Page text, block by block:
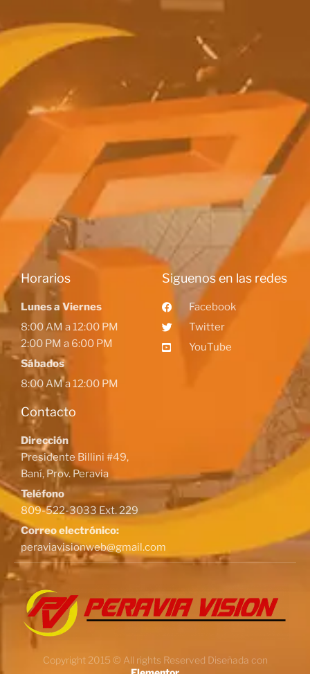
Horarios
Lunes a Viernes
8:00 AM a 12:00 PM
2:00 PM a 6:00 PM
Sábados
8:00 AM a 12:00 PM
Contacto
Dirección
Presidente Billini #49,
Baní, Prov. Peravia
Teléfono
809-522-3033 Ext. 229
Correo electrónico:
peraviavisionweb@gmail.com
Siguenos en las redes
Facebook
Twitter
YouTube
Copyright 2015 © All rights Reserved Diseñada con